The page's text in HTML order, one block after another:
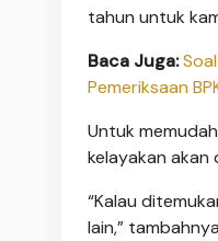
tahun untuk
Baca Juga:
Pemeriksaan
Untuk
kelayakan akan
“Kalau
lain,”